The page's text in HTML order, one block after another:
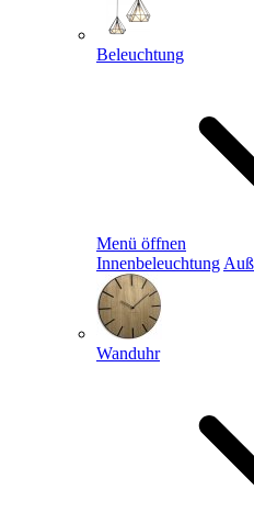
Beleuchtung
Menü öffnen
Innenbeleuchtung
Wanduhr